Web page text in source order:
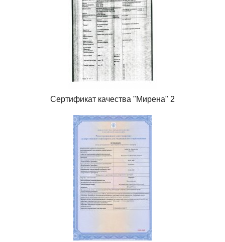
Сертификат качества "Мирена" 2